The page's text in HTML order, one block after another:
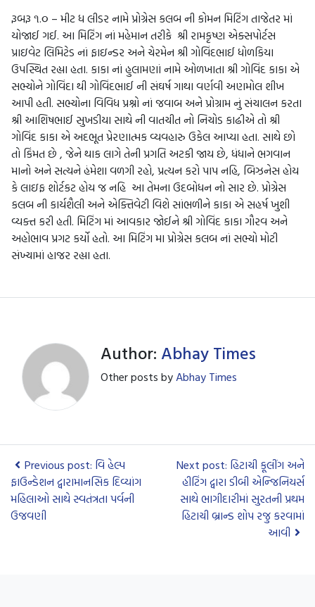
રૂબરૂ ૧.૦ – મીટ ધ લીડર નામે પ્રોગ્રેસ કલબ ની કોમન મિટિંગ તાજેતર માં
યોજાઈ ગઈ. આ મિટિંગ નાં મહેમાન તરીકે શ્રી રામકૃષ્ણ એક્સપોર્ટસ
પ્રાઇવેટ લિમિટેડ નાં ફાઇન્ડર અને ચેરમેન શ્રી ગોવિંદભાઈ ધોળકિયા
ઉપસ્થિત રહ્યા હતા. કાકા નાં હુલામણાં નામે ઓળખાતા શ્રી ગોવિંદ કાકા એ
સભ્યોને ગોવિંદા થી ગોવિંદભાઈ ની સંઘર્ષ ગાથા વર્ણવી અણમોલ શીખ
આપી હતી. સભ્યોના વિવિધ પ્રશ્નો નાં જવાબ અને પ્રોગ્રામ નું સંચાલન કરતા
શ્રી આશિષભાઈ સુખડીયા સાથે ની વાતચીત નો નિચોડ કાઢીએ તો શ્રી
ગોવિંદ કાકા એ અદભૂત પ્રેરણાત્મક વ્યવહારુ ઉકેલ આપ્યા હતા. સાથે છો
તો કિંમત છે , જેને થાક લાગે તેની પ્રગતિ અટકી જાય છે, ધંધાને ભગવાન
માનો અને સત્યને હંમેશા વળગી રહો, પ્રત્યન કરો પાપ નહિ, બિઝનેસ હોય
કે લાઇફ શોર્ટકટ હોય જ નહિ આ તેમના ઉદબોધન નો સાર છે. પ્રોગ્રેસ
કલબ ની કાર્યશૈલી અને એક્તિવેટી વિશે સાંભળીને કાકા એ સહર્ષ ખુશી
વ્યક્ત કરી હતી. મિટિંગ માં આવકાર જોઈને શ્રી ગોવિંદ કાકા ગૌરવ અને
અહોભાવ પ્રગટ કર્યો હતો. આ મિટિંગ મા પ્રોગ્રેસ કલબ નાં સભ્યો મોટી
સંખ્યામાં હાજર રહ્યા હતા.
Author: Abhay Times
Other posts byAbhay Times
Previous post: વિ હેલ્પ
ફાઉન્ડેશન દ્વારામાનસિક દિવ્યાંગ
મહિલાઓ સાથે સ્વતંત્રતા પર્વની
ઉજવણી
Next post: હિટાચી કૂલીંગ અને
હીટિંગ દ્વારા ડીબી એન્જિનિયર્સ
સાથે ભાગીદારીમાં સુરતની પ્રથમ
હિટાચી બ્રાન્ડ શોપ રજુ કરવામાં
આવી